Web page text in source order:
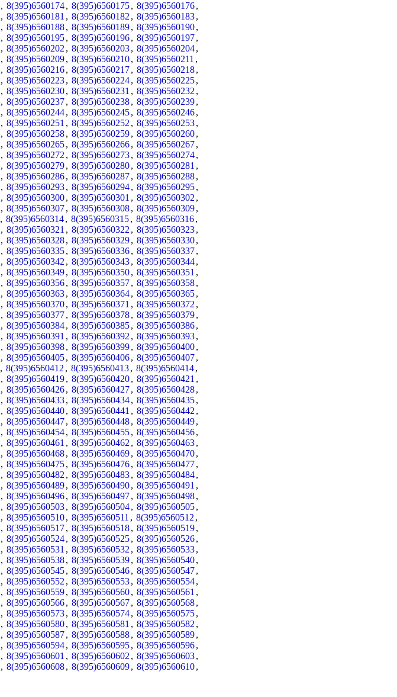
, 8(395)6560174, 8(395)6560175, 8(395)6560176,
, 8(395)6560181 , 8(395)6560182 , 8(395)6560183,
, 8(395)6560188, 8(395)6560189, 8(395)6560190,
, 8(395)6560195, 8(395)6560196, 8(395)6560197,
, 8(395)6560202 , 8(395)6560203, 8(395)6560204,
, 8(395)6560209, 8(395)6560210, 8(395)6560211 ,
, 8(395)6560216, 8(395)6560217, 8(395)6560218,
, 8(395)6560223, 8(395)6560224, 8(395)6560225,
, 8(395)6560230, 8(395)6560231 , 8(395)6560232 ,
, 8(395)6560237, 8(395)6560238, 8(395)6560239,
, 8(395)6560244, 8(395)6560245, 8(395)6560246,
, 8(395)6560251 , 8(395)6560252 , 8(395)6560253,
, 8(395)6560258, 8(395)6560259, 8(395)6560260,
, 8(395)6560265, 8(395)6560266, 8(395)6560267,
, 8(395)6560272 , 8(395)6560273, 8(395)6560274,
, 8(395)6560279, 8(395)6560280, 8(395)6560281 ,
, 8(395)6560286, 8(395)6560287, 8(395)6560288,
, 8(395)6560293, 8(395)6560294, 8(395)6560295,
, 8(395)6560300, 8(395)6560301 , 8(395)6560302 ,
, 8(395)6560307, 8(395)6560308, 8(395)6560309,
, 8(395)6560314, 8(395)6560315, 8(395)6560316,
, 8(395)6560321 , 8(395)6560322 , 8(395)6560323,
, 8(395)6560328, 8(395)6560329, 8(395)6560330,
, 8(395)6560335, 8(395)6560336, 8(395)6560337,
, 8(395)6560342 , 8(395)6560343, 8(395)6560344,
, 8(395)6560349, 8(395)6560350, 8(395)6560351 ,
, 8(395)6560356, 8(395)6560357, 8(395)6560358,
, 8(395)6560363, 8(395)6560364, 8(395)6560365,
, 8(395)6560370, 8(395)6560371 , 8(395)6560372 ,
, 8(395)6560377, 8(395)6560378, 8(395)6560379,
, 8(395)6560384, 8(395)6560385, 8(395)6560386,
, 8(395)6560391 , 8(395)6560392 , 8(395)6560393,
, 8(395)6560398, 8(395)6560399, 8(395)6560400,
, 8(395)6560405, 8(395)6560406, 8(395)6560407,
, 8(395)6560412 , 8(395)6560413, 8(395)6560414,
, 8(395)6560419, 8(395)6560420, 8(395)6560421 ,
, 8(395)6560426, 8(395)6560427, 8(395)6560428,
, 8(395)6560433, 8(395)6560434, 8(395)6560435,
, 8(395)6560440, 8(395)6560441 , 8(395)6560442 ,
, 8(395)6560447, 8(395)6560448, 8(395)6560449,
, 8(395)6560454, 8(395)6560455, 8(395)6560456,
, 8(395)6560461 , 8(395)6560462 , 8(395)6560463,
, 8(395)6560468, 8(395)6560469, 8(395)6560470,
, 8(395)6560475, 8(395)6560476, 8(395)6560477,
, 8(395)6560482 , 8(395)6560483, 8(395)6560484,
, 8(395)6560489, 8(395)6560490, 8(395)6560491 ,
, 8(395)6560496, 8(395)6560497, 8(395)6560498,
, 8(395)6560503, 8(395)6560504, 8(395)6560505,
, 8(395)6560510, 8(395)6560511 , 8(395)6560512 ,
, 8(395)6560517, 8(395)6560518, 8(395)6560519,
, 8(395)6560524, 8(395)6560525, 8(395)6560526,
, 8(395)6560531 , 8(395)6560532 , 8(395)6560533,
, 8(395)6560538, 8(395)6560539, 8(395)6560540,
, 8(395)6560545, 8(395)6560546, 8(395)6560547,
, 8(395)6560552 , 8(395)6560553, 8(395)6560554,
, 8(395)6560559, 8(395)6560560, 8(395)6560561 ,
, 8(395)6560566, 8(395)6560567, 8(395)6560568,
, 8(395)6560573, 8(395)6560574, 8(395)6560575,
, 8(395)6560580, 8(395)6560581 , 8(395)6560582 ,
, 8(395)6560587, 8(395)6560588, 8(395)6560589,
, 8(395)6560594, 8(395)6560595, 8(395)6560596,
, 8(395)6560601 , 8(395)6560602 , 8(395)6560603,
, 8(395)6560608, 8(395)6560609, 8(395)6560610,